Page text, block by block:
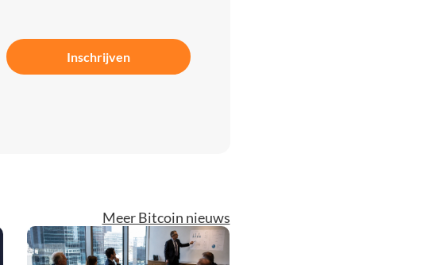
Inschrijven
Meer Bitcoin nieuws